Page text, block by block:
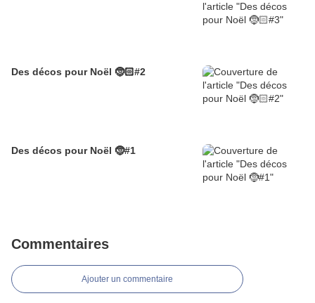
Des décos pour Noël 🤶🏻#2
Des décos pour Noël 🤶#1
Commentaires
Ajouter un commentaire